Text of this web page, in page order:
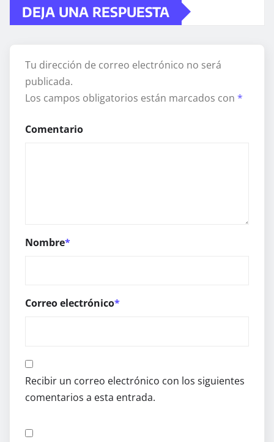
DEJA UNA RESPUESTA
Tu dirección de correo electrónico no será
publicada.
Los campos obligatorios están marcados con *
Comentario
Nombre*
Correo electrónico*
Recibir un correo electrónico con los siguientes
comentarios a esta entrada.